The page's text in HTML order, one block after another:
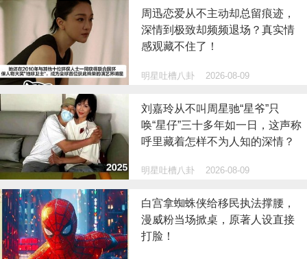
周迅恋爱从不主动却总留痕迹，
深情到极致却频频退场？真实情
感观藏不住了！
明星吐槽八卦 2026-08-09
刘嘉玲从不叫周星驰“星爷”只
唤“星仔”三十多年如一日，这声称
呼里藏着怎样不为人知的深情？
明星吐槽八卦 2026-08-09
白宫拿蜘蛛侠给移民执法撑腰，
漫威粉当场掀桌，原著人设直接
打脸！